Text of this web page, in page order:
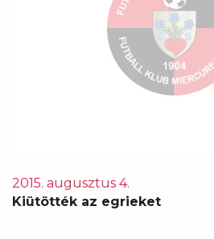
2015. augusztus 4.
Kiütötték az egrieket